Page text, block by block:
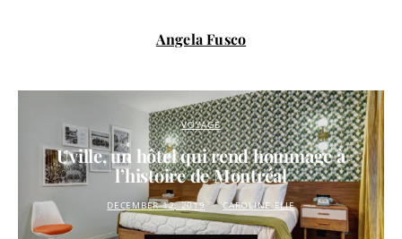
Angela Fusco
VOYAGE
Uville, un hôtel qui rend hommage à
l’histoire de Montréal
DECEMBER 12, 2019 CAROLINE ELIE